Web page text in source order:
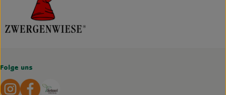
Folge uns
Externer Link zu https://www.instagram.com/